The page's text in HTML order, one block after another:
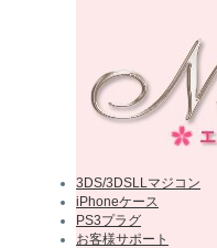
3DS/3DSLLマジコン
iPhoneケース
PS3プラグ
お客様サポート